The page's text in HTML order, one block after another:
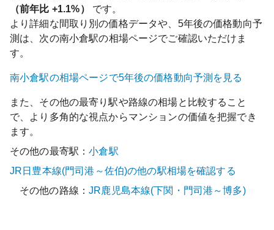
（前年比 +1.1%）
です。
より詳細な間取り別の価格データや、5年後の価格動向予
測は、次の南小倉駅の相場ページでご確認いただけま
す。
南小倉駅の相場ページで5年後の価格動向予測を見る
また、その他の最寄り駅や路線の相場と比較すること
で、より多角的な視点からマンションの価値を把握でき
ます。
その他の最寄駅：小倉駅
JR日豊本線(門司港～佐伯)の他の駅相場を確認する
その他の路線：JR鹿児島本線(下関・門司港～博多)